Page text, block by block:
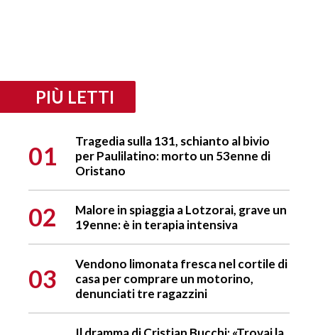
PIÙ LETTI
01
Tragedia sulla 131, schianto al bivio
per Paulilatino: morto un 53enne di
Oristano
02
Malore in spiaggia a Lotzorai, grave un
19enne: è in terapia intensiva
03
Vendono limonata fresca nel cortile di
casa per comprare un motorino,
denunciati tre ragazzini